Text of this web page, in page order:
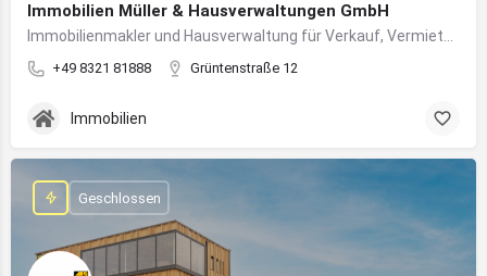
Immobilien Müller & Hausverwaltungen GmbH
+49 8321 81888 Grüntenstraße 12
Immobilien
Geschlossen